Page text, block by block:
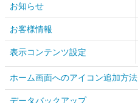
お知らせ
お客様情報
表示コンテンツ設定
ホーム画面へのアイコン追加方法
データバックアップ